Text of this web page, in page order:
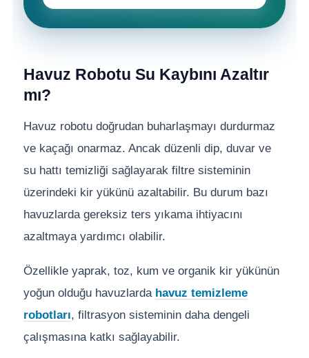
Havuz Robotu Su Kaybını Azaltır
mı?
Havuz robotu doğrudan buharlaşmayı durdurmaz
ve kaçağı onarmaz. Ancak düzenli dip, duvar ve
su hattı temizliği sağlayarak filtre sisteminin
üzerindeki kir yükünü azaltabilir. Bu durum bazı
havuzlarda gereksiz ters yıkama ihtiyacını
azaltmaya yardımcı olabilir.
Özellikle yaprak, toz, kum ve organik kir yükünün
yoğun olduğu havuzlarda havuz temizleme
robotları, filtrasyon sisteminin daha dengeli
çalışmasına katkı sağlayabilir.